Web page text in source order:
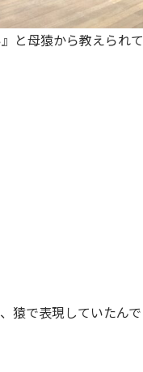
と母猿から教えられて
猿で表現していたんで